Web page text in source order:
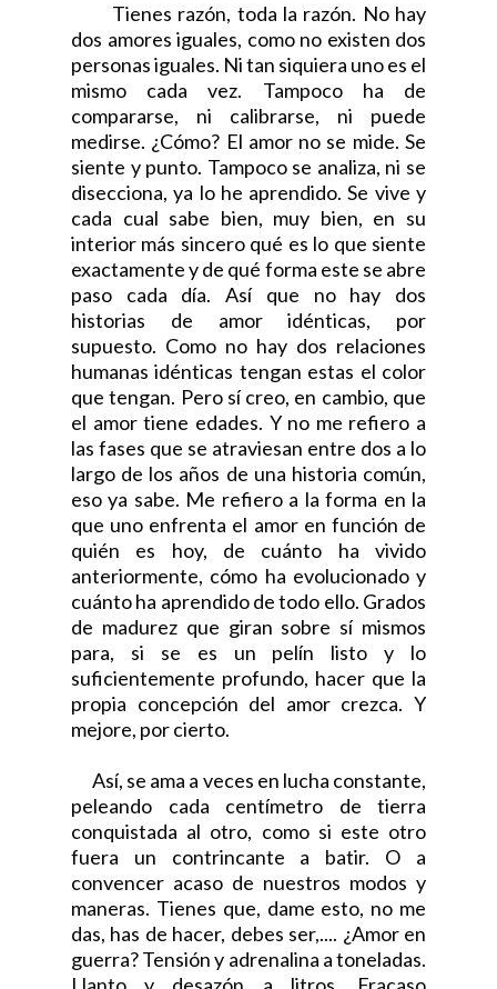
Tienes razón, toda la razón. No hay
dos amores iguales, como no existen dos
personas iguales. Ni tan siquiera uno es el
mismo cada vez. Tampoco ha de
compararse, ni calibrarse, ni puede
medirse. ¿Cómo? El amor no se mide. Se
siente y punto. Tampoco se analiza, ni se
disecciona, ya lo he aprendido. Se vive y
cada cual sabe bien, muy bien, en su
interior más sincero qué es lo que siente
exactamente y de qué forma este se abre
paso cada día. Así que no hay dos
historias de amor idénticas, por
supuesto. Como no hay dos relaciones
humanas idénticas tengan estas el color
que tengan. Pero sí creo, en cambio, que
el amor tiene edades. Y no me refiero a
las fases que se atraviesan entre dos a lo
largo de los años de una historia común,
eso ya sabe. Me refiero a la forma en la
que uno enfrenta el amor en función de
quién es hoy, de cuánto ha vivido
anteriormente, cómo ha evolucionado y
cuánto ha aprendido de todo ello. Grados
de madurez que giran sobre sí mismos
para, si se es un pelín listo y lo
suficientemente profundo, hacer que la
propia concepción del amor crezca. Y
mejore, por cierto.
Así, se ama a veces en lucha constante,
peleando cada centímetro de tierra
conquistada al otro, como si este otro
fuera un contrincante a batir. O a
convencer acaso de nuestros modos y
maneras. Tienes que, dame esto, no me
das, has de hacer, debes ser,.... ¿Amor en
guerra? Tensión y adrenalina a toneladas.